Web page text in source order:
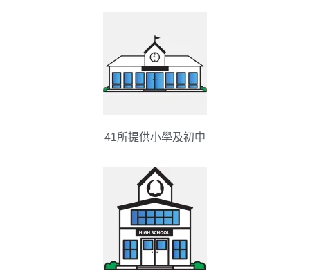
41所提供小學及初中